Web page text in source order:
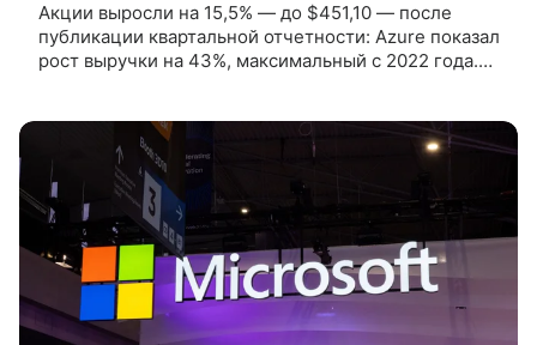
Акции выросли на 15,5% — до $451,10 — после
публикации квартальной отчетности: Azure показал
рост выручки на 43%, максимальный с 2022 года.